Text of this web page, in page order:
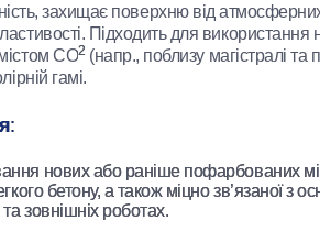
захищає поверхню від
Підходить для використання
СО2 (напр., поблизу магістралі та
гамі.
:
нових або раніше пофарбованих
бетону, а також міцно зв’язаної з
зовнішніх роботах.